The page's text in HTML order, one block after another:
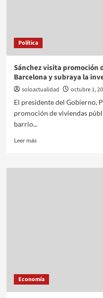
Política
Sánchez visita promoción
Barcelona y subraya la
soloactualidad octubre 1,
El presidente del Gobierno,
promoción de viviendas
barrio...
Leer más
Economía